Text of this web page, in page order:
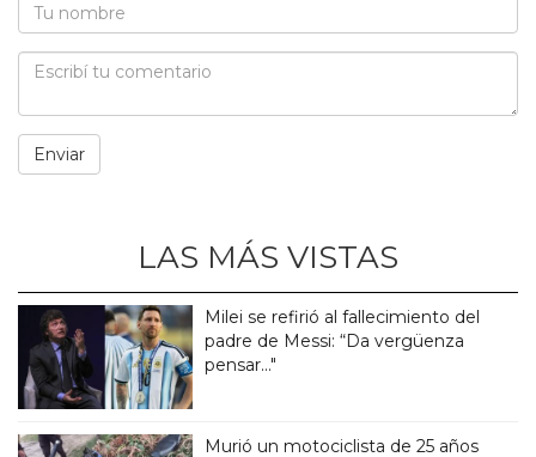
LAS MÁS VISTAS
Milei se refirió al fallecimiento del
padre de Messi: “Da vergüenza
pensar..."
Murió un motociclista de 25 años